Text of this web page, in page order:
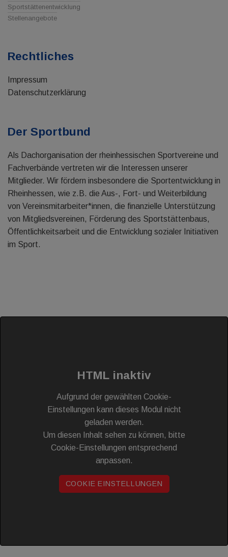
Sportstättenentwicklung
Stellenangebote
Rechtliches
Impressum
Datenschutzerklärung
Der Sportbund
Als Dachorganisation der rheinhessischen Sportvereine und
Fachverbände vertreten wir die Interessen unserer
Mitglieder. Wir fördern insbesondere die Sportentwicklung in
Rheinhessen, wie z.B. die Aus-, Fort- und Weiterbildung
von Vereinsmitarbeiter*innen, die finanzielle Unterstützung
von Mitgliedsvereinen, Förderung des Sportstättenbaus,
Öffentlichkeitsarbeit und die Entwicklung sozialer Initiativen
im Sport.
HTML inaktiv
Aufgrund der gewählten Cookie-
Einstellungen kann dieses Modul nicht
geladen werden.
Um diesen Inhalt sehen zu können, bitte
Cookie-Einstellungen entsprechend
anpassen.
COOKIE EINSTELLUNGEN